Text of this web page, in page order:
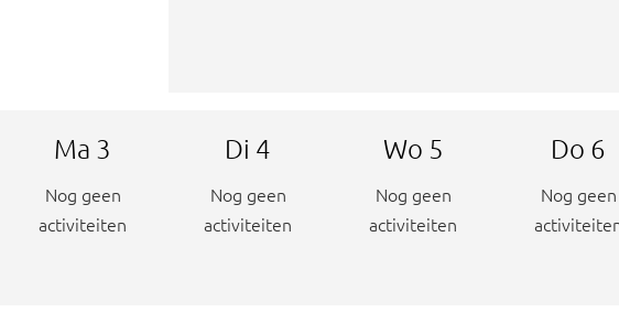
Ma 3
Nog geen
activiteiten
Di 4
Nog geen
activiteiten
Wo 5
Nog geen
activiteiten
Do 6
Nog geen